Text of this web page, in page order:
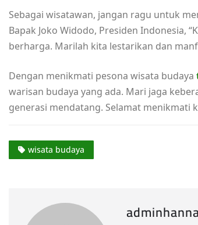
Sebagai wisatawan, jangan ragu untuk
Bapak Joko Widodo, Presiden Indonesia,
berharga. Marilah kita lestarikan dan
Dengan menikmati pesona wisata budaya
warisan budaya yang ada. Mari jaga
generasi mendatang. Selamat menikmati
wisata budaya